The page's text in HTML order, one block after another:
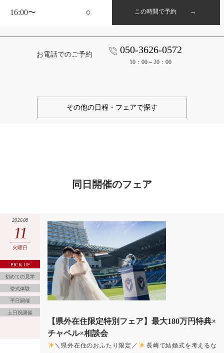
16:00〜 ○ この時間で予約 →
お電話でのご予約 050-3626-0572
10：00～20：00
その他の日程・フェアで探す
同日開催のフェア
202608
11
火曜日
PICK UP
初めての見学
挙式体験
平日開催
土日祝開催
【県外在住限定特別フェア】最大180万円特典×
チャペル×相談会
＼県外在住のおふたり限定／
長崎で結婚式を考えるな